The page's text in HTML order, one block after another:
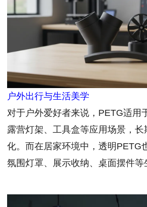
户外出行与生活美学
对于户外爱好者来说，PETG适用
露营灯架、工具盒等应用场景，
化。而在居家环境中，透明PETG
氛围灯罩、展示收纳、桌面摆件等